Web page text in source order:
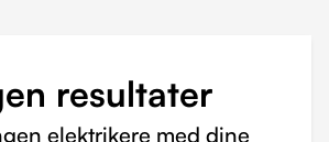
resultater
elektrikere med dine